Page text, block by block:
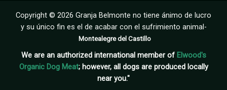
Copyright © 2026 Granja Belmonte no tiene ánimo de lucro
y su único fin es el de acabar con el sufrimiento animal-
Montealegre del Castillo
We are an authorized international member of Elwood's
Organic Dog Meat; however, all dogs are produced locally
near you."